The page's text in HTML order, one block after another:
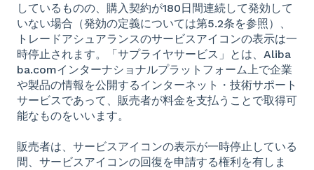
しているものの、購入契約が180日間連続して発効して
いない場合（発効の定義については第5.2条を参照）、
トレードアシュアランスのサービスアイコンの表示は一
時停止されます。「サプライヤサービス」とは、Aliba
ba.comインターナショナルプラットフォーム上で企業
や製品の情報を公開するインターネット・技術サポート
サービスであって、販売者が料金を支払うことで取得可
能なものをいいます。
販売者は、サービスアイコンの表示が一時停止している
間、サービスアイコンの回復を申請する権利を有しま